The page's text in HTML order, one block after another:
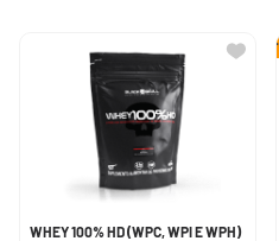
WHEY 100% HD (WPC, WPI E WPH)
-